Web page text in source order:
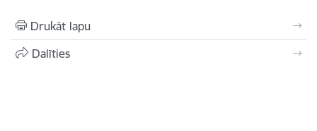
Drukāt lapu
Dalīties